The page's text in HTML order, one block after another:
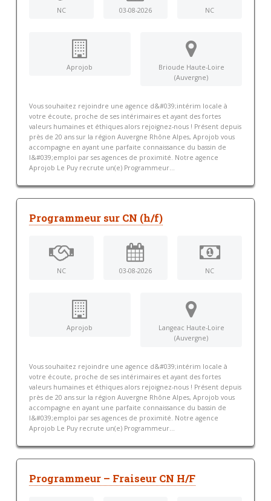
NC 03-08-2026 NC
Aprojob
Brioude Haute-Loire
(Auvergne)
Vous souhaitez rejoindre une agence d&#039;intérim locale à
votre écoute, proche de ses intérimaires et ayant des fortes
valeurs humaines et éthiques alors rejoignez-nous ! Présent depuis
près de 20 ans sur la région Auvergne Rhône Alpes, Aprojob vous
accompagne en ayant une parfaite connaissance du bassin de
l&#039;emploi par ses agences de proximité. Notre agence
Aprojob Le Puy recrute un(e) Programmeur...
Programmeur sur CN (h/f)
NC 03-08-2026 NC
Aprojob
Langeac Haute-Loire
(Auvergne)
Vous souhaitez rejoindre une agence d&#039;intérim locale à
votre écoute, proche de ses intérimaires et ayant des fortes
valeurs humaines et éthiques alors rejoignez-nous ! Présent depuis
près de 20 ans sur la région Auvergne Rhône Alpes, Aprojob vous
accompagne en ayant une parfaite connaissance du bassin de
l&#039;emploi par ses agences de proximité. Notre agence
Aprojob Le Puy recrute un(e) Programmeur...
Programmeur – Fraiseur CN H/F